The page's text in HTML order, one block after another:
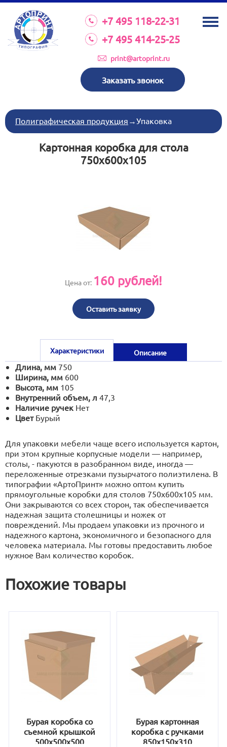
+7 495 118-22-31
+7 495 414-25-25
print@artoprint.ru
Заказать звонок
О КОМПАНИИ
УСЛУГИ
КАТАЛОГ
ТРЕБОВАНИЯ К МАКЕТАМ
НОВОСТИ
ИНВЕСТИЦИИ
КОНТАКТЫ
пн-пт 8:30 17:00
Полиграфическая продукция →Упаковка
Картонная коробка для стола
750х600х105
Цена от: 160 рублей!
Оставить заявку
Характеристики Описание
Длина, мм 750
Ширина, мм 600
Высота, мм 105
Внутренний объем, л 47,3
Наличие ручек Нет
Цвет Бурый
Для упаковки мебели чаще всего используется картон,
при этом крупные корпусные модели — например,
столы, - пакуются в разобранном виде, иногда —
переложенные отрезками пузырчатого полиэтилена. В
типографии «АртоПринт» можно оптом купить
прямоугольные коробки для столов 750х600х105 мм.
Они закрываются со всех сторон, так обеспечивается
надежная защита столешницы и ножек от
повреждений. Мы продаем упаковки из прочного и
надежного картона, экономичного и безопасного для
человека материала. Мы готовы предоставить любое
нужное Вам количество коробок.
Похожие товары
Бурая коробка со
съемной крышкой
500х500х500
Бурая картонная
коробка с ручками
850x150x310